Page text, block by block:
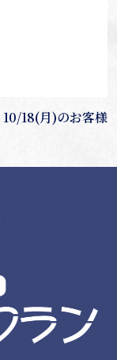
10/18(月)のお客様